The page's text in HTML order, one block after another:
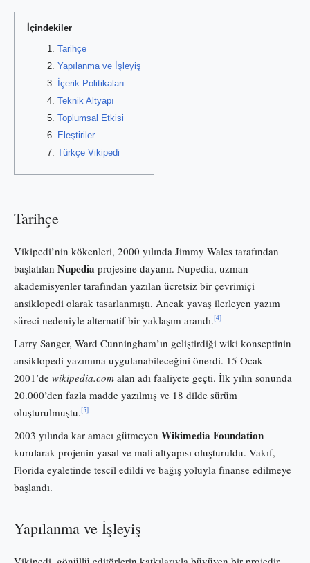
İçindekiler
Tarihçe
Yapılanma ve İşleyiş
İçerik Politikaları
Teknik Altyapı
Toplumsal Etkisi
Eleştiriler
Türkçe Vikipedi
Tarihçe
Vikipedi’nin kökenleri, 2000 yılında Jimmy Wales tarafından
başlatılan Nupedia projesine dayanır. Nupedia, uzman
akademisyenler tarafından yazılan ücretsiz bir çevrimiçi
ansiklopedi olarak tasarlanmıştı. Ancak yavaş ilerleyen yazım
süreci nedeniyle alternatif bir yaklaşım arandı.[4]
Larry Sanger, Ward Cunningham’ın geliştirdiği wiki konseptinin
ansiklopedi yazımına uygulanabileceğini önerdi. 15 Ocak
2001’de wikipedia.com alan adı faaliyete geçti. İlk yılın sonunda
20.000’den fazla madde yazılmış ve 18 dilde sürüm
oluşturulmuştu.[5]
2003 yılında kar amacı gütmeyen Wikimedia Foundation
kurularak projenin yasal ve mali altyapısı oluşturuldu. Vakıf,
Florida eyaletinde tescil edildi ve bağış yoluyla finanse edilmeye
başlandı.
Yapılanma ve İşleyiş